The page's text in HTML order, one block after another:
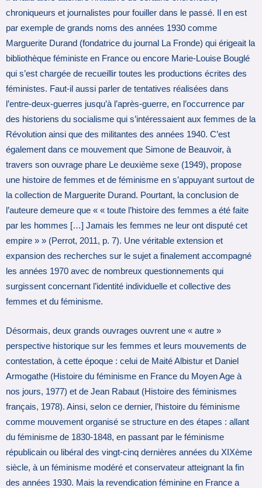
chroniqueurs et journalistes pour fouiller dans le passé. Il en est
par exemple de grands noms des années 1930 comme
Marguerite Durand (fondatrice du journal La Fronde) qui érigeait la
bibliothèque féministe en France ou encore Marie-Louise Bouglé
qui s’est chargée de recueillir toutes les productions écrites des
féministes. Faut-il aussi parler de tentatives réalisées dans
l’entre-deux-guerres jusqu’à l’après-guerre, en l’occurrence par
des historiens du socialisme qui s’intéressaient aux femmes de la
Révolution ainsi que des militantes des années 1940. C’est
également dans ce mouvement que Simone de Beauvoir, à
travers son ouvrage phare Le deuxième sexe (1949), propose
une histoire de femmes et de féminisme en s’appuyant surtout de
la collection de Marguerite Durand. Pourtant, la conclusion de
l’auteure demeure que « « toute l’histoire des femmes a été faite
par les hommes […] Jamais les femmes ne leur ont disputé cet
empire » » (Perrot, 2011, p. 7). Une véritable extension et
expansion des recherches sur le sujet a finalement accompagné
les années 1970 avec de nombreux questionnements qui
surgissent concernant l’identité individuelle et collective des
femmes et du féminisme.
Désormais, deux grands ouvrages ouvrent une « autre »
perspective historique sur les femmes et leurs mouvements de
contestation, à cette époque : celui de Maité Albistur et Daniel
Armogathe (Histoire du féminisme en France du Moyen Age à
nos jours, 1977) et de Jean Rabaut (Histoire des féminismes
français, 1978). Ainsi, selon ce dernier, l’histoire du féminisme
comme mouvement organisé se structure en des étapes : allant
du féminisme de 1830-1848, en passant par le féminisme
républicain ou libéral des vingt-cinq dernières années du XIXème
siècle, à un féminisme modéré et conservateur atteignant la fin
des années 1930. Mais la revendication féminine en France a